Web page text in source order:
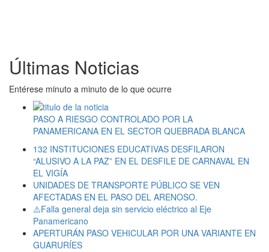
Últimas Noticias
Entérese minuto a minuto de lo que ocurre
PASO A RIESGO CONTROLADO POR LA
PANAMERICANA EN EL SECTOR QUEBRADA BLANCA
132 INSTITUCIONES EDUCATIVAS DESFILARON
“ALUSIVO A LA PAZ” EN EL DESFILE DE CARNAVAL EN
EL VIGÍA
UNIDADES DE TRANSPORTE PÚBLICO SE VEN
AFECTADAS EN EL PASO DEL ARENOSO.
⚠️Falla general deja sin servicio eléctrico al Eje
Panamericano
APERTURÁN PASO VEHICULAR POR UNA VARIANTE EN
GUARURÍES